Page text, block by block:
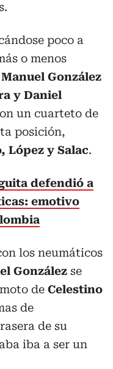
poco a
o menos
Manuel González
y Daniel
un cuarteto de
posición,
López y Salac.
defendió a
emotivo
los neumáticos
González se
de Celestino
de
de su
iba a ser un